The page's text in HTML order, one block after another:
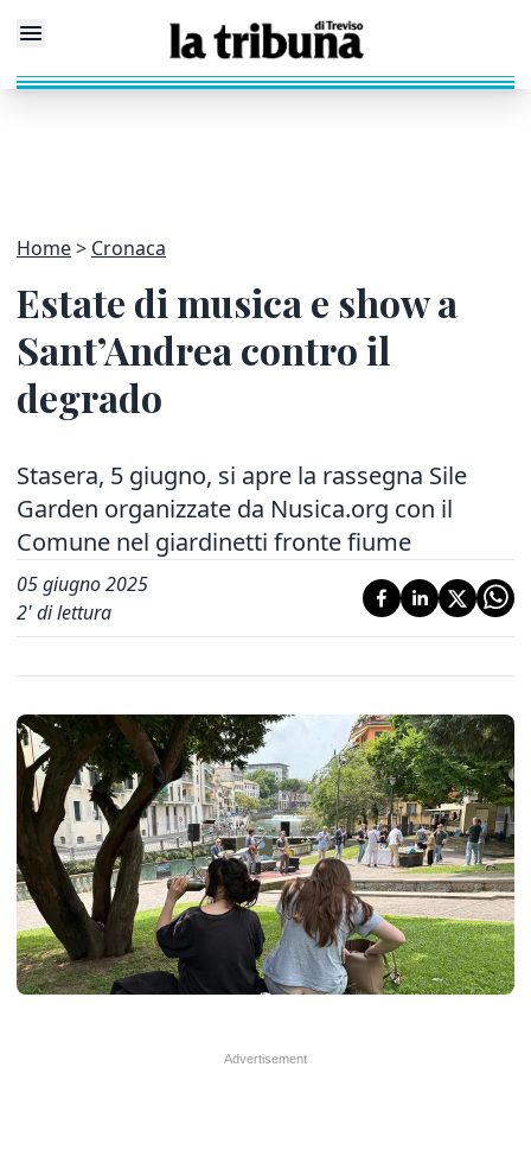
Home Cronaca
Estate di musica e show a
Sant’Andrea contro il
degrado
Stasera, 5 giugno, si apre la rassegna Sile
Garden organizzate da Nusica.org con il
Comune nel giardinetti fronte fiume
05 giugno 2025
2' di lettura